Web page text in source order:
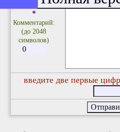
*
Комментарий:
(до 2048
символов)
введите две первые